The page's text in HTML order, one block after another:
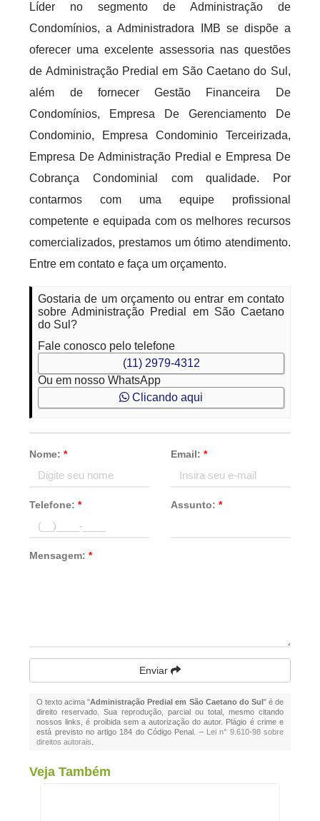
Líder no segmento de Administração de
Condomínios, a Administradora IMB se dispõe a
oferecer uma excelente assessoria nas questões
de Administração Predial em São Caetano do Sul,
além de fornecer Gestão Financeira De
Condomínios, Empresa De Gerenciamento De
Condominio, Empresa Condominio Terceirizada,
Empresa De Administração Predial e Empresa De
Cobrança Condominial com qualidade. Por
contarmos com uma equipe profissional
competente e equipada com os melhores recursos
comercializados, prestamos um ótimo atendimento.
Entre em contato e faça um orçamento.
Gostaria de um orçamento ou entrar em contato
sobre Administração Predial em São Caetano
do Sul?
Fale conosco pelo telefone
(11) 2979-4312
Ou em nosso WhatsApp
Clicando aqui
Nome:* Email: *
Telefone:* Assunto: *
Mensagem:*
Enviar
O texto acima "Administração Predial em São Caetano do Sul" é de
direito reservado. Sua reprodução, parcial ou total, mesmo citando
nossos links, é proibida sem a autorização do autor. Plágio é crime e
está previsto no artigo 184 do Código Penal. – Lei n° 9.610-98 sobre
direitos autorais
Veja Também